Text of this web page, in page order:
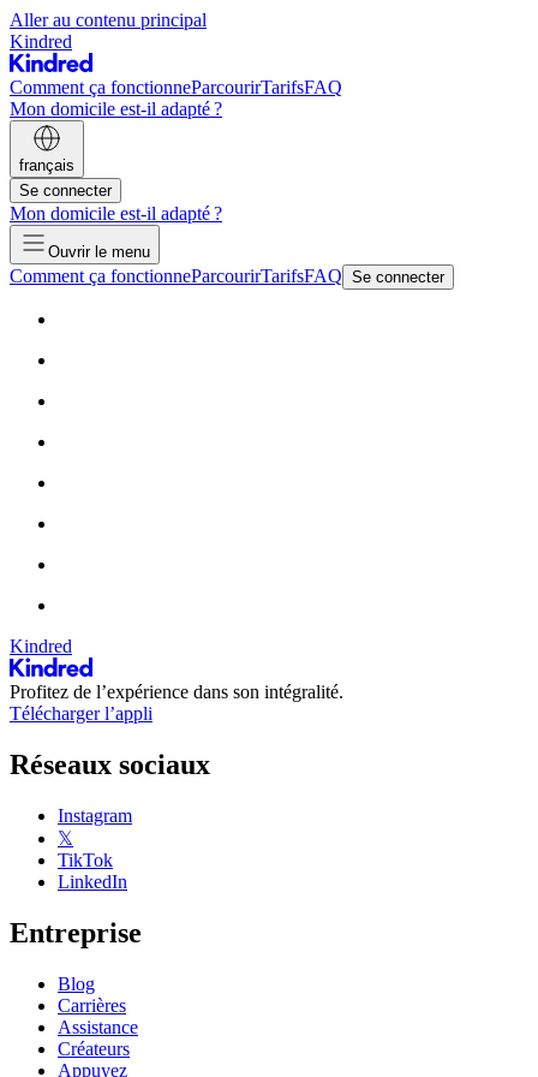
Aller au contenu principal
Kindred
Comment ça fonctionneParcourirTarifsFAQ
Mon domicile est-il adapté ?
français
Se connecter
Mon domicile est-il adapté ?
Ouvrir le menu
Comment ça fonctionneParcourirTarifsFAQ Se connecter
Kindred
Profitez de l’expérience dans son intégralité.
Télécharger l’appli
Réseaux sociaux
Instagram
𝕏
TikTok
LinkedIn
Entreprise
Blog
Carrières
Assistance
Créateurs
Appuyez